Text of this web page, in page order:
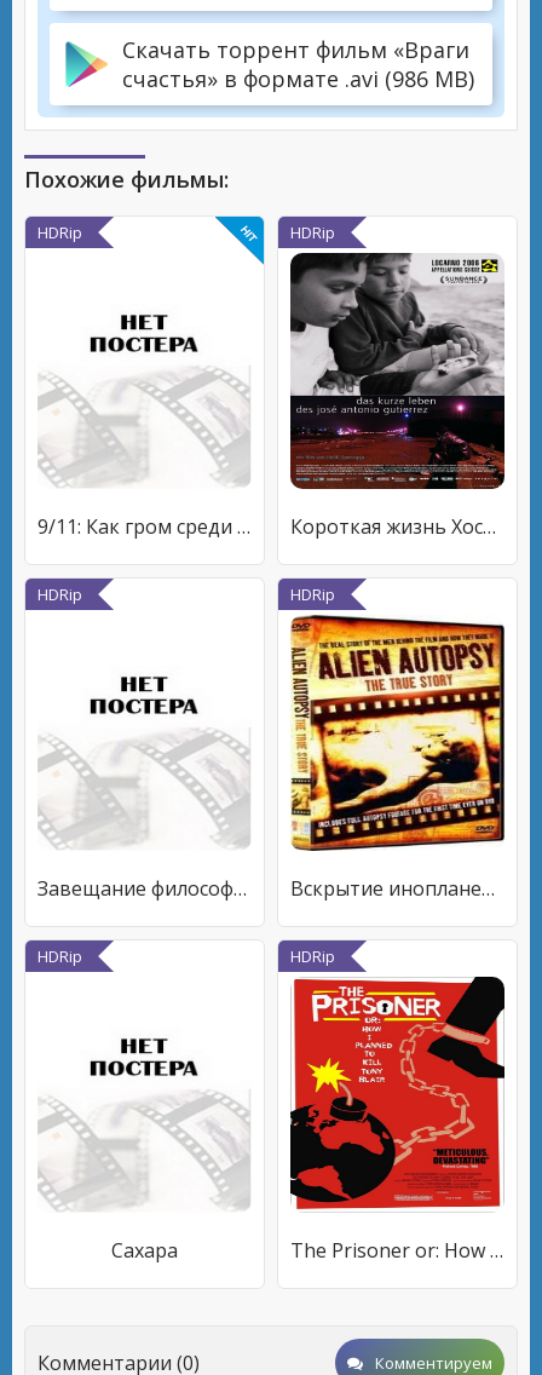
Скачать торрент фильм «Враги
счастья» в формате .avi (986 MB)
Похожие фильмы:
HDRip
9/11: Как гром среди ясного неба
HDRip
Короткая жизнь Хосе Антонио Гутьерреса
HDRip
Завещание философа Ильина
HDRip
Вскрытие инопланетянина: Реальная история
HDRip
Сахара
HDRip
The Prisoner or: How I Planned to Kill Tony Blair
Комментарии (0) Комментируем